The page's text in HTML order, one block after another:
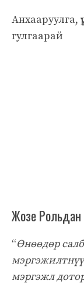
Анхааруулга,
гулгаарай
Жозе Рольдан
“Өнөөдөр
мэргэжл